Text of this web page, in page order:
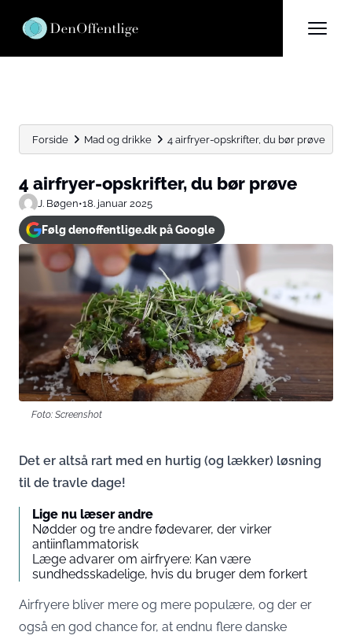
Forside Mad og drikke 4 airfryer-opskrifter, du bør prøve
4 airfryer-opskrifter, du bør prøve
J. Bøgen•18. januar 2025
Følg denoffentlige.dk på Google
Foto: Screenshot
Det er altså rart med en hurtig (og lækker) løsning
til de travle dage!
Lige nu læser andre
Nødder og tre andre fødevarer, der virker
antiinflammatorisk
Læge advarer om airfryere: Kan være
sundhedsskadelige, hvis du bruger dem forkert
Airfryere bliver mere og mere populære, og der er
også en god chance for, at endnu flere danske